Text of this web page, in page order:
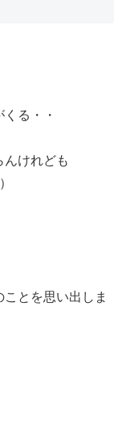
る・・
んけれども
とを思い出しま